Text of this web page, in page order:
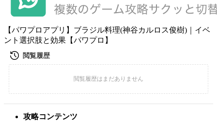
【パワプロアプリ】ブラジル料理(神谷カルロス俊樹)｜イベ
ント選択肢と効果【パワプロ】
攻略コンテンツ